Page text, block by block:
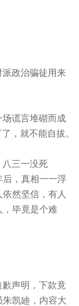
政治骗徒用来
谎言堆砌而成
，就不能自拔。
三一没死
，真相一一浮
然坚信，有人
，毕竟是个难
声明，下款竟
凯廸，内容大